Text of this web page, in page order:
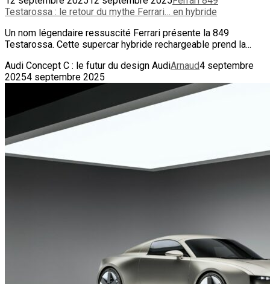
Testarossa : le retour du mythe Ferrari… en hybride
Un nom légendaire ressuscité Ferrari présente la 849
Testarossa. Cette supercar hybride rechargeable prend la...
Audi Concept C : le futur du design AudiArnaud4 septembre
20254 septembre 2025